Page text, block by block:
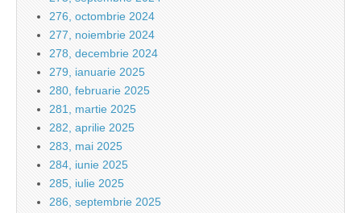
276, octombrie 2024
277, noiembrie 2024
278, decembrie 2024
279, ianuarie 2025
280, februarie 2025
281, martie 2025
282, aprilie 2025
283, mai 2025
284, iunie 2025
285, iulie 2025
286, septembrie 2025